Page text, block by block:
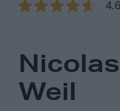
Weil